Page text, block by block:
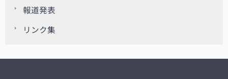
報道発表
リンク集